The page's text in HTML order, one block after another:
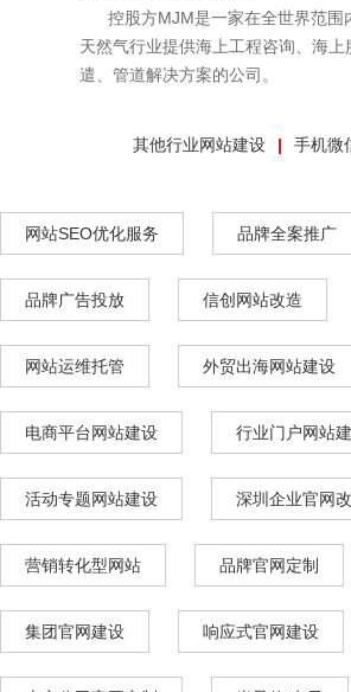
控股方MJM是一家在全世界范围
天然气行业提供海上工程咨询、海上
遣、管道解决方案的公司。
其他行业网站建设 手机微
网站SEO优化服务 品牌全案推广
品牌广告投放 信创网站改造
网站运维托管 外贸出海网站建设
电商平台网站建设 行业门户网站
活动专题网站建设 深圳企业官网
营销转化型网站 品牌官网定制
集团官网建设 响应式官网建设